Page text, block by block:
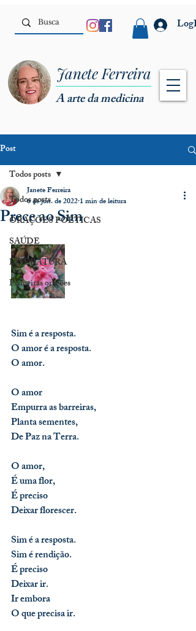
LogIn
A arte da medicina
Janete Ferreira
Post
Todos posts
ORAÇÕES POÉTICAS
SAÚDE
LITERATURA
Primeiras orações
Todos posts
Prece ao Sim
Janete Ferreira
6 de jun. de 20221 min de leitura
Sim é a resposta.
O amor é a resposta.
O amor.
O amor
Empurra as barreiras,
Planta sementes,
De Paz na Terra.
O amor,
É uma flor,
É preciso
Deixar florescer.
Sim é a resposta.
Sim é rendição.
É preciso
Deixar ir.
Ir embora
O que precisa ir.